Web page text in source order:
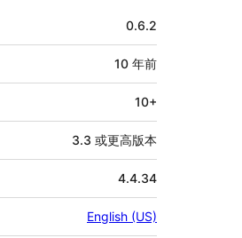
0.6.2
10 年前
10+
3.3 或更高版本
4.4.34
English (US)